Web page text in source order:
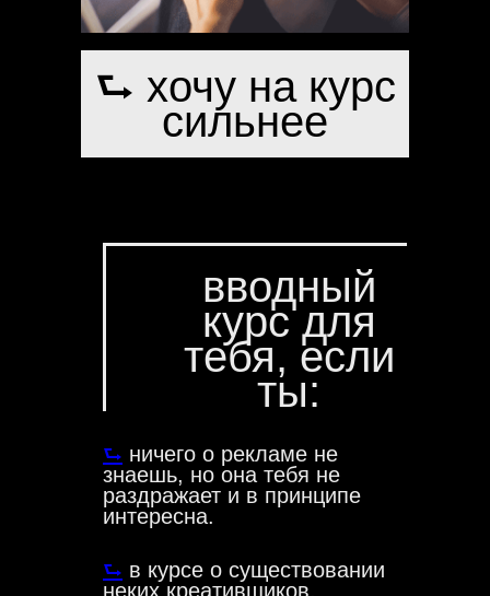
⮑ хочу на курс
сильнее
вводный
курс для
тебя, если
ты:
⮑ ничего о рекламе не
знаешь, но она тебя не
раздражает и в принципе
интересна.
⮑ в курсе о существовании
неких креативщиков,